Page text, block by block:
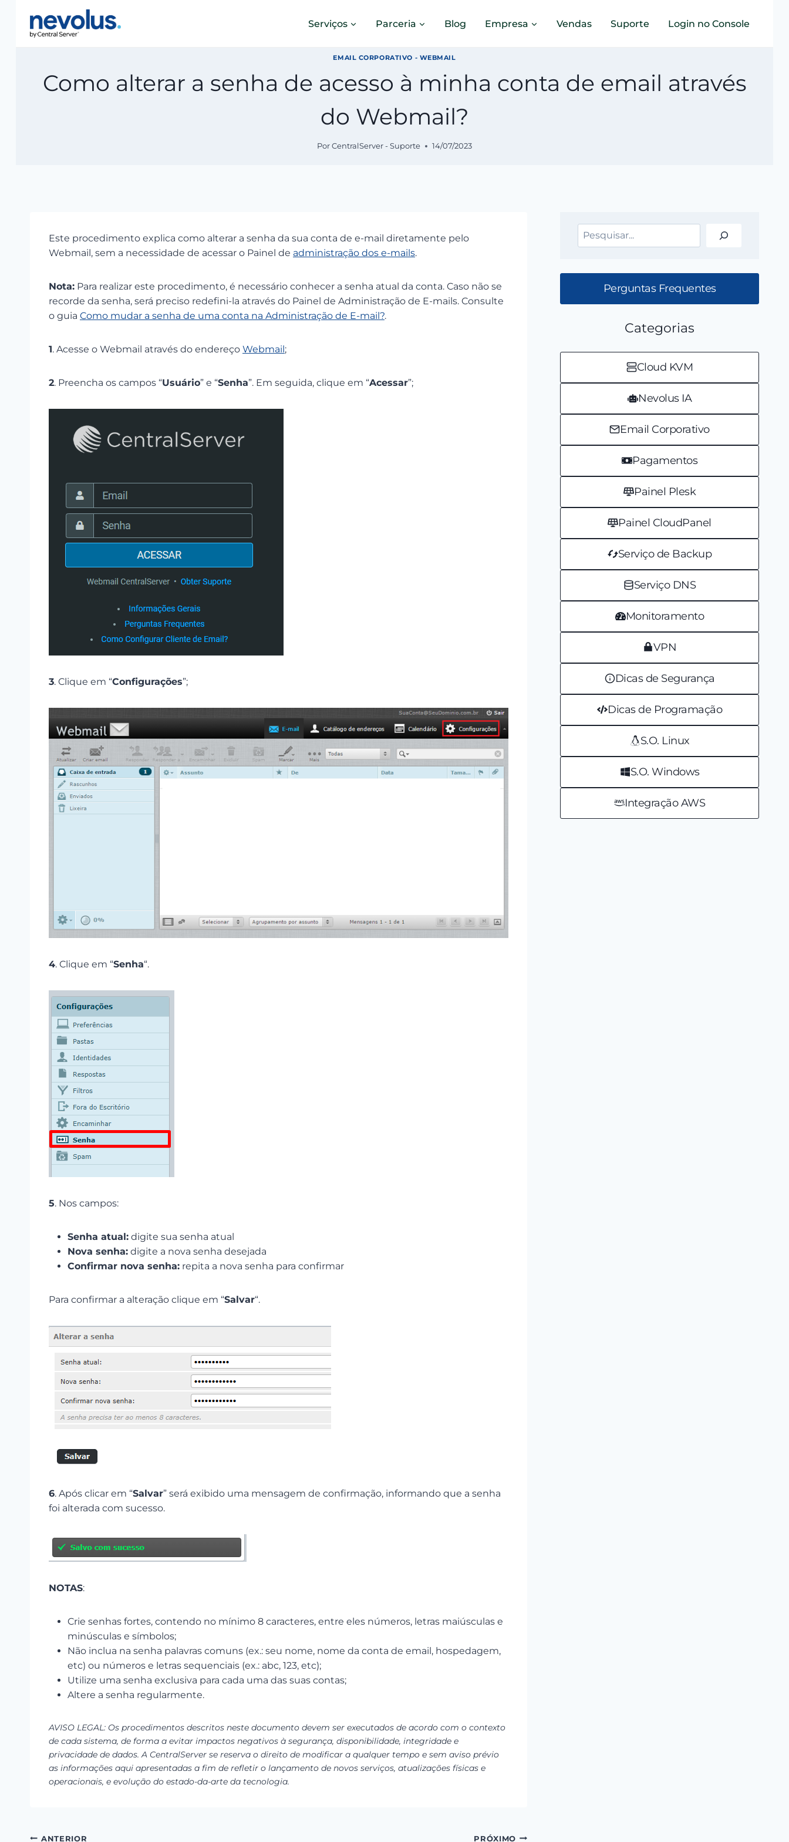
para
Serviços Parceria Blog Empresa Vendas Suporte Login no Console
EMAIL CORPORATIVO - WEBMAIL
Como alterar a senha de acesso à minha conta de email através
do Webmail?
Por CentralServer - Suporte 14/07/2023
Este procedimento explica como alterar a senha da sua conta de e-mail diretamente pelo
Webmail, sem a necessidade de acessar o Painel de administração dos e-mails.
Nota: Para realizar este procedimento, é necessário conhecer a senha atual da conta. Caso não se
recorde da senha, será preciso redefini-la através do Painel de Administração de E-mails. Consulte
o guia Como mudar a senha de uma conta na Administração de E-mail?.
1. Acesse o Webmail através do endereço Webmail;
2. Preencha os campos “Usuário” e “Senha”. Em seguida, clique em “Acessar”;
3. Clique em “Configurações”;
4. Clique em “Senha“.
5. Nos campos:
Senha atual: digite sua senha atual
Nova senha: digite a nova senha desejada
Confirmar nova senha: repita a nova senha para confirmar
Para confirmar a alteração clique em “Salvar“.
6. Após clicar em “Salvar” será exibido uma mensagem de confirmação, informando que a senha
foi alterada com sucesso.
NOTAS:
Crie senhas fortes, contendo no mínimo 8 caracteres, entre eles números, letras maiúsculas e
minúsculas e símbolos;
Não inclua na senha palavras comuns (ex.: seu nome, nome da conta de email, hospedagem,
etc) ou números e letras sequenciais (ex.: abc, 123, etc);
Utilize uma senha exclusiva para cada uma das suas contas;
Altere a senha regularmente.
AVISO LEGAL: Os procedimentos descritos neste documento devem ser executados de acordo com o contexto
de cada sistema, de forma a evitar impactos negativos à segurança, disponibilidade, integridade e
privacidade de dados. A CentralServer se reserva o direito de modificar a qualquer tempo e sem aviso prévio
as informações aqui apresentadas a fim de refletir o lançamento de novos serviços, atualizações físicas e
operacionais, e evolução do estado-da-arte da tecnologia.
ANTERIOR PRÓXIMO
Pesquisar
Perguntas Frequentes
Categorias
Cloud KVM
Nevolus IA
Email Corporativo
Pagamentos
Painel Plesk
Painel CloudPanel
Serviço de Backup
Serviço DNS
Monitoramento
VPN
Dicas de Segurança
Dicas de Programação
S.O. Linux
S.O. Windows
Integração AWS